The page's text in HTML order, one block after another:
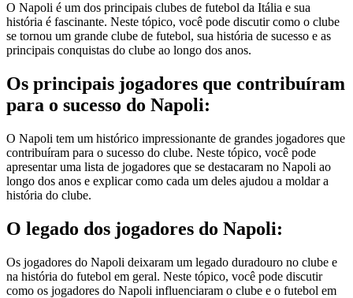
O Napoli é um dos principais clubes de futebol da Itália e sua
história é fascinante. Neste tópico, você pode discutir como o clube
se tornou um grande clube de futebol, sua história de sucesso e as
principais conquistas do clube ao longo dos anos.
Os principais jogadores que contribuíram
para o sucesso do Napoli:
O Napoli tem um histórico impressionante de grandes jogadores que
contribuíram para o sucesso do clube. Neste tópico, você pode
apresentar uma lista de jogadores que se destacaram no Napoli ao
longo dos anos e explicar como cada um deles ajudou a moldar a
história do clube.
O legado dos jogadores do Napoli:
Os jogadores do Napoli deixaram um legado duradouro no clube e
na história do futebol em geral. Neste tópico, você pode discutir
como os jogadores do Napoli influenciaram o clube e o futebol em